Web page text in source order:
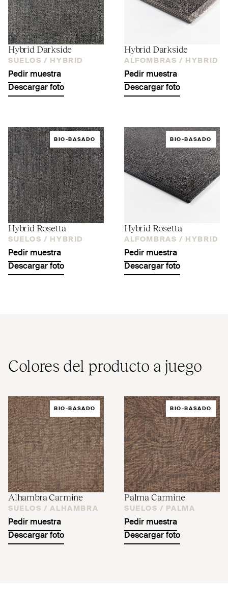
Hybrid Darkside
SUELOS / HYBRID
Pedir muestra
Descargar foto
Hybrid Darkside
ALFOMBRAS / HYBRID
Pedir muestra
Descargar foto
BIO-BASADO
Hybrid Rosetta
SUELOS / HYBRID
Pedir muestra
Descargar foto
BIO-BASADO
Hybrid Rosetta
ALFOMBRAS / HYBRID
Pedir muestra
Descargar foto
Colores del producto a juego
BIO-BASADO
Alhambra Carmine
SUELOS / ALHAMBRA
Pedir muestra
Descargar foto
BIO-BASADO
Palma Carmine
SUELOS / PALMA
Pedir muestra
Descargar foto